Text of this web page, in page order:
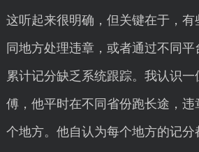
这听起来很明确，但关键在于，有
同地方处理违章，或者通过不同
累计记分缺乏系统跟踪。我认识
傅，他平时在不同省份跑长途，
个地方。他自认为每个地方的记分